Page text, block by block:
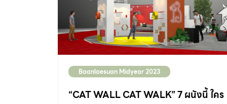
Baanlaesuan Midyear 2023
“CAT WALL CAT WALK” 7 ผนังนี้ ใคร